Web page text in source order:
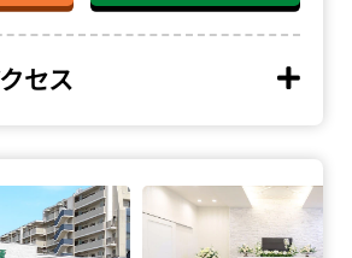
セス